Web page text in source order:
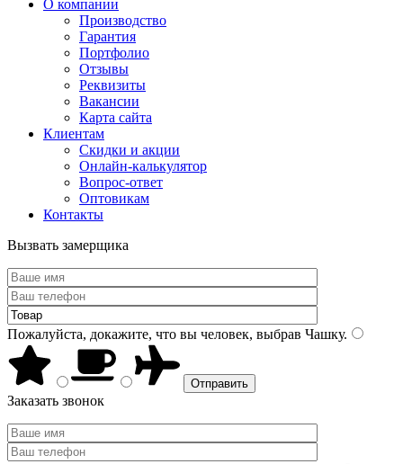
О компании
Производство
Гарантия
Портфолио
Отзывы
Реквизиты
Вакансии
Карта сайта
Клиентам
Скидки и акции
Онлайн-калькулятор
Вопрос-ответ
Оптовикам
Контакты
Вызвать замерщика
Пожалуйста, докажите, что вы человек, выбрав Чашку.
Заказать звонок